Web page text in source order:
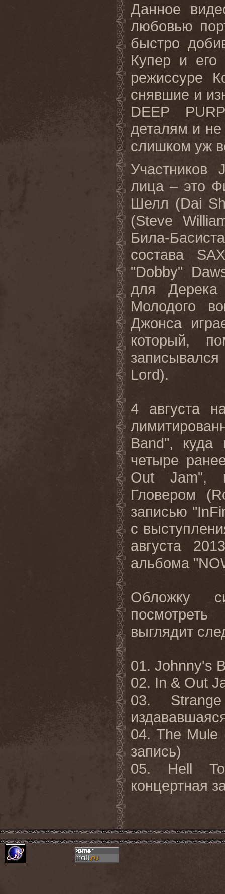
Данное
любовью
быстро
Купер и его
режиссуре
снявшие и
DEEP
деталям и
слишком уж
Участников
лица – это
Шелл (Dai
(Steve
Била-
состава
"Dobby"
для
Молодого
Джонса
который,
Lord).
4 августа
Band", куда
четыре
Out
Jam",
Гловером (
записью "
с
августа
альбома "
Обложку
посмотреть
выглядит
01. Johnny's
02. In & Out
03. Strange
04. The Mule
запись)
05. Hell
To
концертная